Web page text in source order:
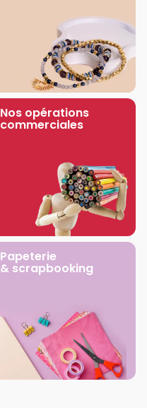
Nos opérations
commerciales
Papeterie
& scrapbooking